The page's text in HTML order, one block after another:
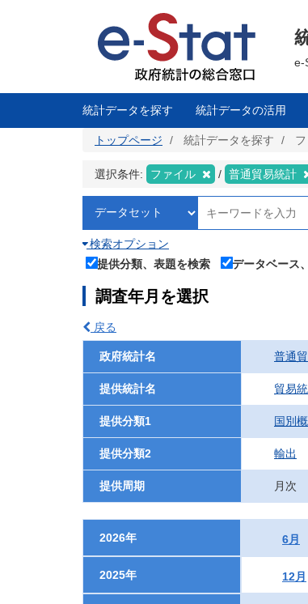
に
e-
統計データを探す 統計データの活用
トップページ 統計データを探す
選択条件: ファイル 普通貿易統計
検索オプション
提供分類、表題を検索
データベース
調査年月を選択
戻る
政府統計名 普通
提供統計名 貿易
提供分類1 国別
提供分類2 輸出
提供周期 月次
2026年 6月
2025年 12月